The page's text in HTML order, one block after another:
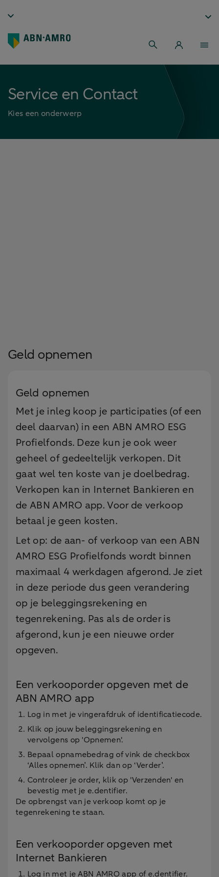
Service en Contact
Kies een onderwerp
Geld opnemen
Geld opnemen
Met je inleg koop je participaties (of een
deel daarvan) in een ABN AMRO ESG
Profielfonds. Deze kun je ook weer
geheel of gedeeltelijk verkopen. Dit
gaat wel ten koste van je doelbedrag.
Verkopen kan in Internet Bankieren en
de ABN AMRO app. Voor de verkoop
betaal je geen kosten.
Let op: de aan- of verkoop van een ABN
AMRO ESG Profielfonds wordt binnen
maximaal 4 werkdagen afgerond. Je ziet
in deze periode dus geen verandering
op je beleggingsrekening en
tegenrekening. Pas als de order is
afgerond, kun je een nieuwe order
opgeven.
Een verkooporder opgeven met de
ABN AMRO app
Log in met je vingerafdruk of identificatiecode.
Klik op jouw beleggingsrekening en
vervolgens op 'Opnemen'.
Bepaal opnamebedrag of vink de checkbox
‘Alles opnemen’. Klik dan op ‘Verder’.
Controleer je order, klik op 'Verzenden' en
bevestig met je e.dentifier.
De opbrengst van je verkoop komt op je
tegenrekening te staan.
Een verkooporder opgeven met
Internet Bankieren
Log in met je ABN AMRO app of e.dentifier.